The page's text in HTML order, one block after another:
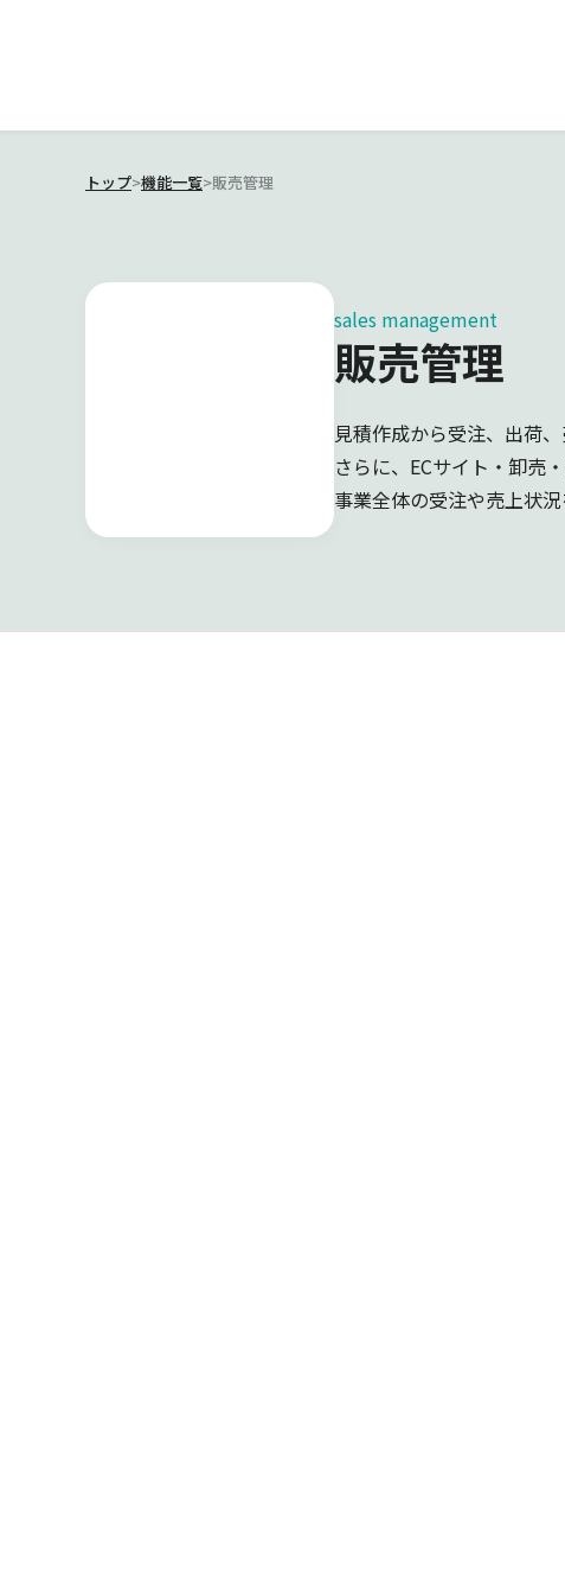
トップ>機能一覧>販売管理
sales management
販売管理
見積作成から受注、出荷
さらに、ECサイト・卸売
事業全体の受注や売上状